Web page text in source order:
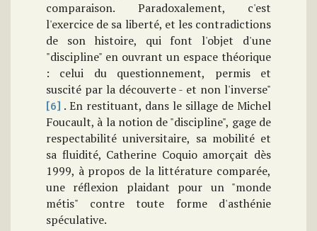
comparaison. Paradoxalement, c'est
l'exercice de sa liberté, et les contradictions
de son histoire, qui font l'objet d'une
"discipline" en ouvrant un espace théorique
: celui du questionnement, permis et
suscité par la découverte - et non l'inverse"
[6] . En restituant, dans le sillage de Michel
Foucault, à la notion de "discipline", gage de
respectabilité universitaire, sa mobilité et
sa fluidité, Catherine Coquio amorçait dès
1999, à propos de la littérature comparée,
une réflexion plaidant pour un "monde
métis" contre toute forme d'asthénie
spéculative.